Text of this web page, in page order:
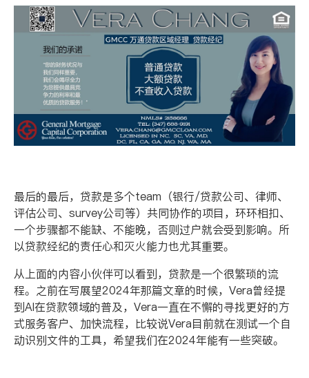
最后的最后，贷款是多个team （银行/贷款公司、律师、
评估公司、 survey公司等）共同协作的项目，环环相扣、
一个步骤都不能缺、不能晚，否则过户就会受到影响。所
以贷款经纪的责任心和灭火能力也尤其重要。
从上面的内容小伙伴可以看到，贷款是一个很繁琐的流
程。之前在写展望2024年那篇文章的时候， Vera曾经提
到AI在贷款领域的普及， Vera一直在不懈的寻找更好的方
式服务客户、加快流程，比较说Vera目前就在测试一个自
动识别文件的工具，希望我们在2024年能有一些突破。